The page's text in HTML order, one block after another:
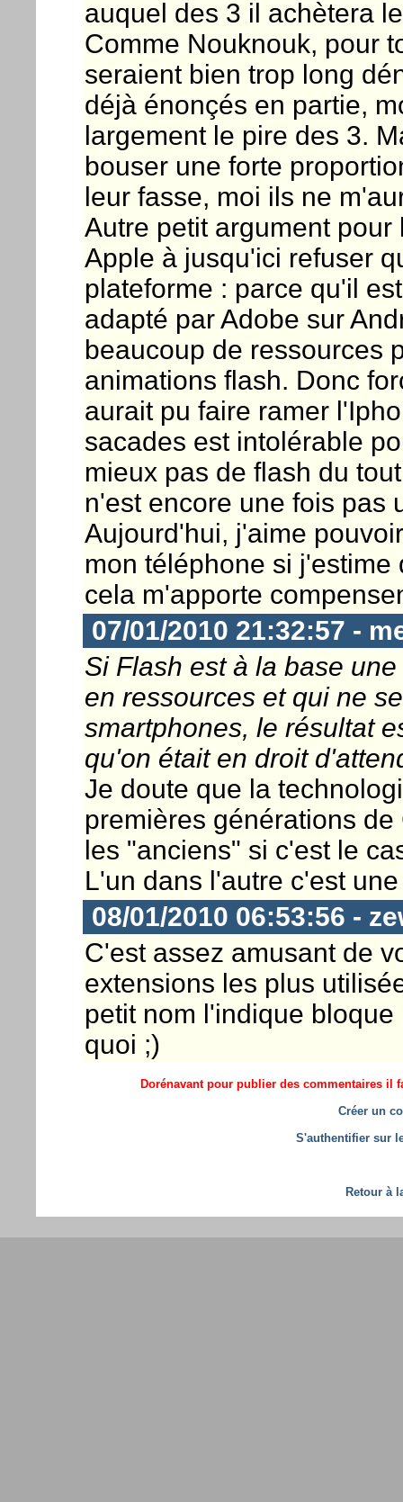
auquel des 3 il achètera
Comme Nouknouk, pour
seraient bien trop long
déjà énonçés en partie,
largement le pire des 3.
bouser une forte
leur fasse, moi ils ne
Autre petit argument
Apple à jusqu'ici refuser
plateforme : parce qu'il
adapté par Adobe sur
beaucoup de ressources
animations flash. Donc
aurait pu faire ramer
sacades est intolérable
mieux pas de flash du
n'est encore une fois pas
Aujourd'hui, j'aime
mon téléphone si
cela m'apporte
07/01/2010 21:32:57 -
Si Flash est à la base
en ressources et qui ne
smartphones, le résultat
qu'on était en droit
Je doute que la
premières générations
les "anciens" si c'est le
L'un dans l'autre c'est
08/01/2010 06:53:56 -
C'est assez amusant de
extensions les plus
petit nom l'indique
quoi ;)
Dorénavant pour publier des commentaires il
Créer un
S'authentifier sur
Retour à